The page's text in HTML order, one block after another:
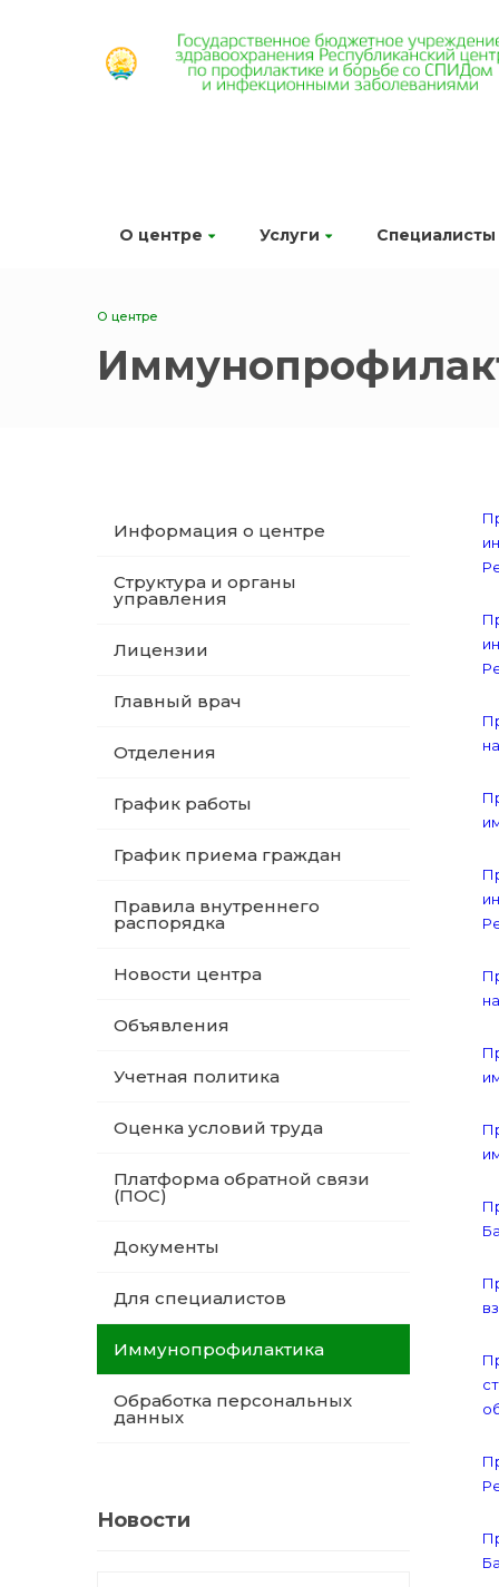
О центре Услуги Специалисты
О центре
Информация о центре
Структура и органы
управления
Лицензии
Главный врач
Отделения
График работы
График приема граждан
Правила внутреннего
распорядка
Новости центра
Объявления
Учетная политика
Оценка условий труда
Платформа обратной связи
(ПОС)
Документы
Для специалистов
Иммунопрофилактика
Обработка персональных
данных
Новости